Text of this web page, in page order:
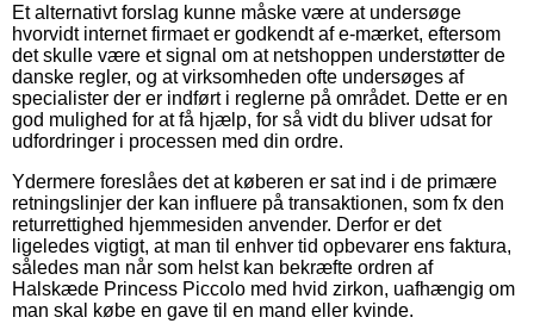
Et alternativt forslag kunne måske være at undersøge
hvorvidt internet firmaet er godkendt af e-mærket, eftersom
det skulle være et signal om at netshoppen understøtter de
danske regler, og at virksomheden ofte undersøges af
specialister der er indført i reglerne på området. Dette er en
god mulighed for at få hjælp, for så vidt du bliver udsat for
udfordringer i processen med din ordre.
Ydermere foreslåes det at køberen er sat ind i de primære
retningslinjer der kan influere på transaktionen, som fx den
returrettighed hjemmesiden anvender. Derfor er det
ligeledes vigtigt, at man til enhver tid opbevarer ens faktura,
således man når som helst kan bekræfte ordren af
Halskæde Princess Piccolo med hvid zirkon, uafhængig om
man skal købe en gave til en mand eller kvinde.